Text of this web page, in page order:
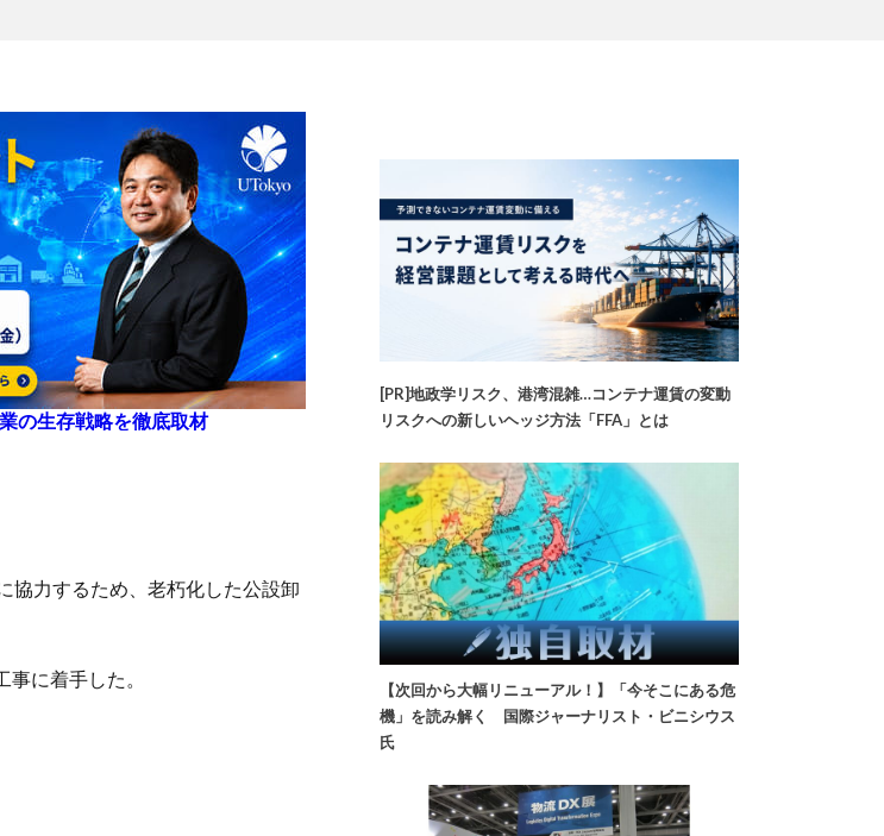
の生存戦略を徹底取材
協力するため、老朽化した公設卸
に着手した。
[PR]地政学リスク、港湾混雑…コンテナ運賃の変動
リスクへの新しいヘッジ方法「FFA」とは
【次回から大幅リニューアル！】「今そこにある危
機」を読み解く 国際ジャーナリスト・ビニシウス
氏